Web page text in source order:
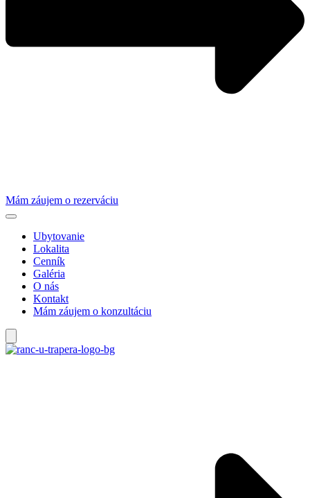
Mám záujem o rezerváciu
Ubytovanie
Lokalita
Cenník
Galéria
O nás
Kontakt
Mám záujem o konzultáciu